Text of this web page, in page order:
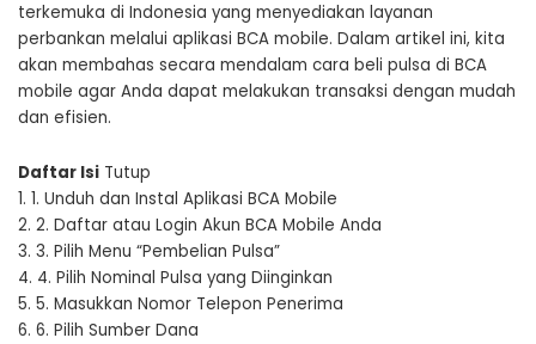
terkemuka di Indonesia yang menyediakan layanan
perbankan melalui aplikasi BCA mobile. Dalam artikel ini, kita
akan membahas secara mendalam cara beli pulsa di BCA
mobile agar Anda dapat melakukan transaksi dengan mudah
dan efisien.
Daftar Isi Tutup
1. 1. Unduh dan Instal Aplikasi BCA Mobile
2. 2. Daftar atau Login Akun BCA Mobile Anda
3. 3. Pilih Menu “Pembelian Pulsa”
4. 4. Pilih Nominal Pulsa yang Diinginkan
5. 5. Masukkan Nomor Telepon Penerima
6. 6. Pilih Sumber Dana